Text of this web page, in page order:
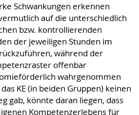
Schwankungen erkennen
auf die unterschiedlich
bzw. kontrollierenden
der jeweiligen Stunden im
während der
offenbar
wahrgenommen
KE (in beiden Gruppen) keinen
gab, könnte daran liegen, dass
Kompetenzerlebens für